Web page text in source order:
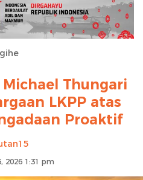
Thungari
LKPP atas
Proaktif
2026 1:31 pm